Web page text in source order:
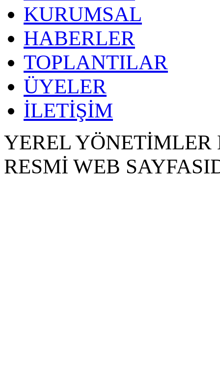
KURUMSAL
HABERLER
TOPLANTILAR
ÜYELER
İLETİŞİM
YEREL
RESMİ WEB